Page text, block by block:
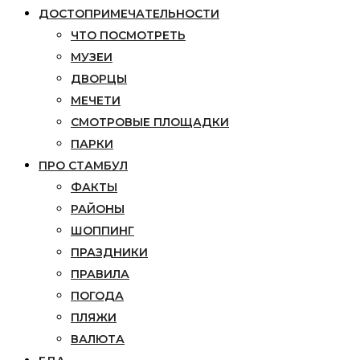
ДОСТОПРИМЕЧАТЕЛЬНОСТИ
ЧТО ПОСМОТРЕТЬ
МУЗЕИ
ДВОРЦЫ
МЕЧЕТИ
СМОТРОВЫЕ ПЛОЩАДКИ
ПАРКИ
ПРО СТАМБУЛ
ФАКТЫ
РАЙОНЫ
ШОППИНГ
ПРАЗДНИКИ
ПРАВИЛА
ПОГОДА
ПЛЯЖИ
ВАЛЮТА